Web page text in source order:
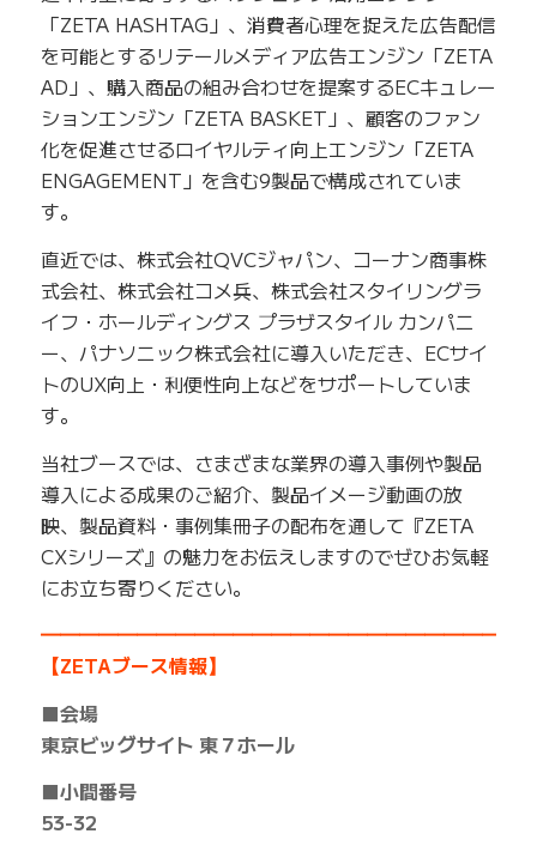
「ZETA HASHTAG」、消費者心理を捉えた広告配信
を可能とするリテールメディア広告エンジン「ZETA
AD」、購入商品の組み合わせを提案するECキュレー
ションエンジン「ZETA BASKET」、顧客のファン
化を促進させるロイヤルティ向上エンジン「ZETA
ENGAGEMENT」を含む9製品で構成されていま
す。
直近では、株式会社QVCジャパン、コーナン商事株
式会社、株式会社コメ兵、株式会社スタイリングラ
イフ・ホールディングス プラザスタイル カンパニ
ー、パナソニック株式会社に導入いただき、ECサイ
トのUX向上・利便性向上などをサポートしていま
す。
当社ブースでは、さまざまな業界の導入事例や製品
導入による成果のご紹介、製品イメージ動画の放
映、製品資料・事例集冊子の配布を通して『ZETA
CXシリーズ』の魅力をお伝えしますのでぜひお気軽
にお立ち寄りください。
【ZETAブース情報】
■会場
東京ビッグサイト 東７ホール
■小間番号
53-32